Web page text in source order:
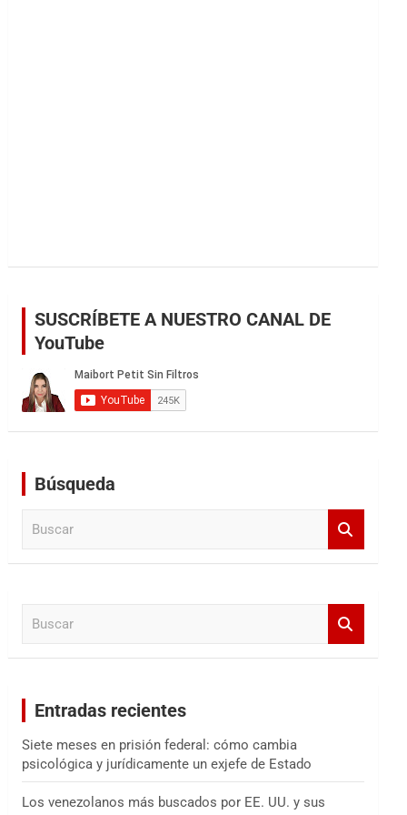
SUSCRÍBETE A NUESTRO CANAL DE
YouTube
Búsqueda
Entradas recientes
Siete meses en prisión federal: cómo cambia
psicológica y jurídicamente un exjefe de Estado
Los venezolanos más buscados por EE. UU. y sus